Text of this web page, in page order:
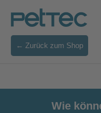
← Zurück zum Shop
Wie